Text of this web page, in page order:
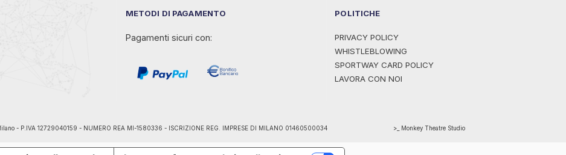
METODI DI PAGAMENTO
Pagamenti sicuri con:
POLITICHE
PRIVACY POLICY
WHISTLEBLOWING
SPORTWAY CARD POLICY
LAVORA CON NOI
- P.IVA 12729040159 - NUMERO REA MI-1580336 - ISCRIZIONE REG. IMPRESE DI MILANO 01460500034 >_ Monkey Theatre Studio